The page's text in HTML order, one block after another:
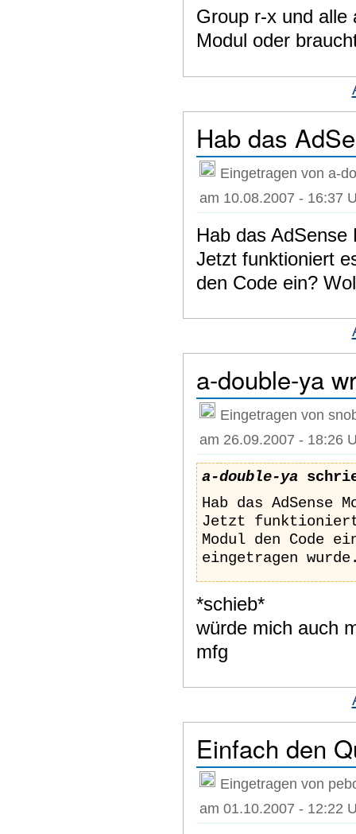
Group r-x und alle
Modul oder
Hab das
Eingetragen von a-
am 10.08.2007 - 16:37
Hab das
Jetzt funktioniert
den Code ein?
a-double-ya
Eingetragen von
am 26.09.2007 - 18:26
a-double-ya
Hab das AdSense
Jetzt funktioniert
Modul den Code
eingetragen
*schieb*
würde mich auch
mfg
Einfach den
Eingetragen von
am 01.10.2007 - 12:22